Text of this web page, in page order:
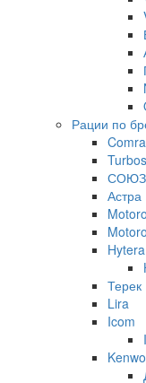
Рации по
СОЮЗ
Астра
Hytera
Терек
Lira
Icom